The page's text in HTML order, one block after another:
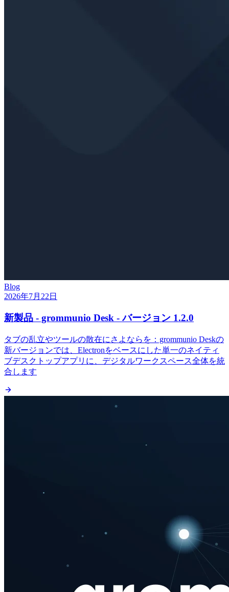
Blog
2026年7月22日
新製品 - grommunio Desk - バージョン 1.2.0
タブの乱立やツールの散在にさよならを：grommunio Deskの
新バージョンでは、Electronをベースにした単一のネイティ
ブデスクトップアプリに、デジタルワークスペース全体を統
合します